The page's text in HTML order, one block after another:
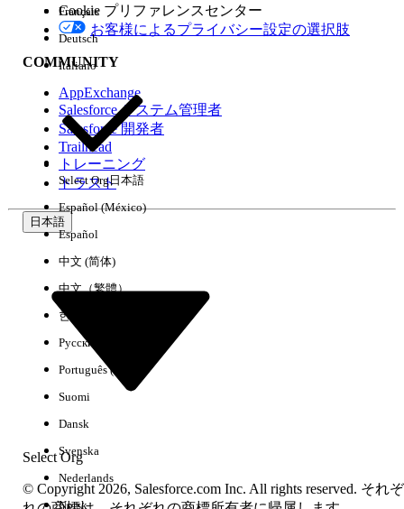
エディション
環境
Cookie プリファレンスセンター
お客様によるプライバシー設定の選択肢
COMMUNITY
AppExchange
Salesforce システム管理者
Salesforce 開発者
Trailhead
トレーニング
トラスト
日本語
Select Org
Français
Deutsch
Italiano
Select Org日本語
Español (México)
Español
中文 (简体)
中文（繁體）
한국어
Русский
Português (Brasil)
Suomi
Dansk
Svenska
Nederlands
Norsk
© Copyright 2026, Salesforce.com Inc. All rights reserved. それぞ